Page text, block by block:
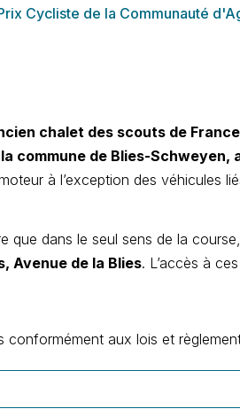
Cycliste de la Communauté
chalet des scouts de
commune de Blies-Schweyen,
à l’exception des véhicules
que dans le seul sens de la
Avenue de la Blies. L’accès à
aux lois et